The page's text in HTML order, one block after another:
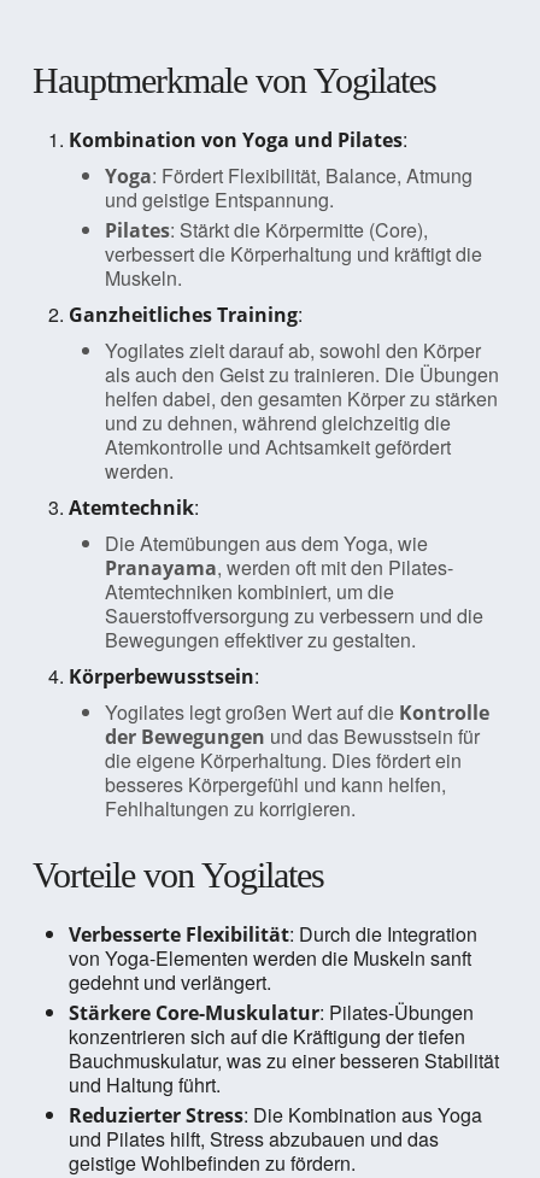
Hauptmerkmale von Yogilates
Kombination von Yoga und Pilates:
Yoga: Fördert Flexibilität, Balance, Atmung
und geistige Entspannung.
Pilates: Stärkt die Körpermitte (Core),
verbessert die Körperhaltung und kräftigt die
Muskeln.
Ganzheitliches Training:
Yogilates zielt darauf ab, sowohl den Körper
als auch den Geist zu trainieren. Die Übungen
helfen dabei, den gesamten Körper zu stärken
und zu dehnen, während gleichzeitig die
Atemkontrolle und Achtsamkeit gefördert
werden.
Atemtechnik:
Die Atemübungen aus dem Yoga, wie
Pranayama, werden oft mit den Pilates-
Atemtechniken kombiniert, um die
Sauerstoffversorgung zu verbessern und die
Bewegungen effektiver zu gestalten.
Körperbewusstsein:
Yogilates legt großen Wert auf die Kontrolle
der Bewegungen und das Bewusstsein für
die eigene Körperhaltung. Dies fördert ein
besseres Körpergefühl und kann helfen,
Fehlhaltungen zu korrigieren.
Vorteile von Yogilates
Verbesserte Flexibilität: Durch die Integration
von Yoga-Elementen werden die Muskeln sanft
gedehnt und verlängert.
Stärkere Core-Muskulatur: Pilates-Übungen
konzentrieren sich auf die Kräftigung der tiefen
Bauchmuskulatur, was zu einer besseren Stabilität
und Haltung führt.
Reduzierter Stress: Die Kombination aus Yoga
und Pilates hilft, Stress abzubauen und das
geistige Wohlbefinden zu fördern.